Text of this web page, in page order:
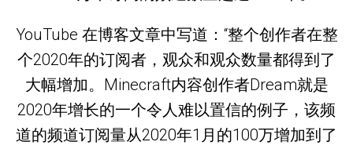
YouTube 在博客文章中写道：“整个创作者在整
个2020年的订阅者，观众和观众数量都得到了
大幅增加。Minecraft内容创作者Dream就是
2020年增长的一个令人难以置信的例子，该频
道的频道订阅量从2020年1月的100万增加到了